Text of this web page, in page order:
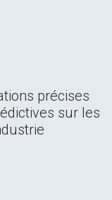
précises
sur les